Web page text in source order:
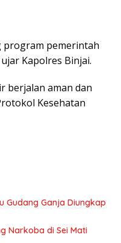
program pemerintah
Kapolres Binjai.
berjalan aman dan
Kesehatan
Gudang Ganja Diungkap
Narkoba di Sei Mati